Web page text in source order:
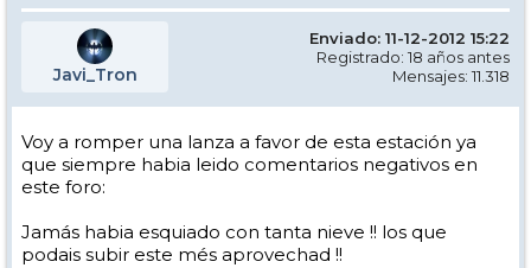
Javi_Tron
Enviado: 11-12-2012 15:22
Registrado: 18 años antes
Mensajes: 11.318
Voy a romper una lanza a favor de esta estación ya
que siempre habia leido comentarios negativos en
este foro:
Jamás habia esquiado con tanta nieve !! los que
podais subir este més aprovechad !!